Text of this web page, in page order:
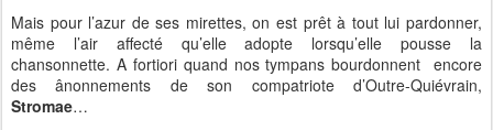
Mais pour l’azur de ses mirettes, on est prêt à tout lui pardonner,
même l’air affecté qu’elle adopte lorsqu’elle pousse la
chansonnette. A fortiori quand nos tympans bourdonnent encore
des ânonnements de son compatriote d’Outre-Quiévrain,
Stromae…